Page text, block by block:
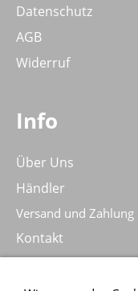
Datenschutz
AGB
Widerruf
Info
Über Uns
Händler
Versand und Zahlung
Kontakt